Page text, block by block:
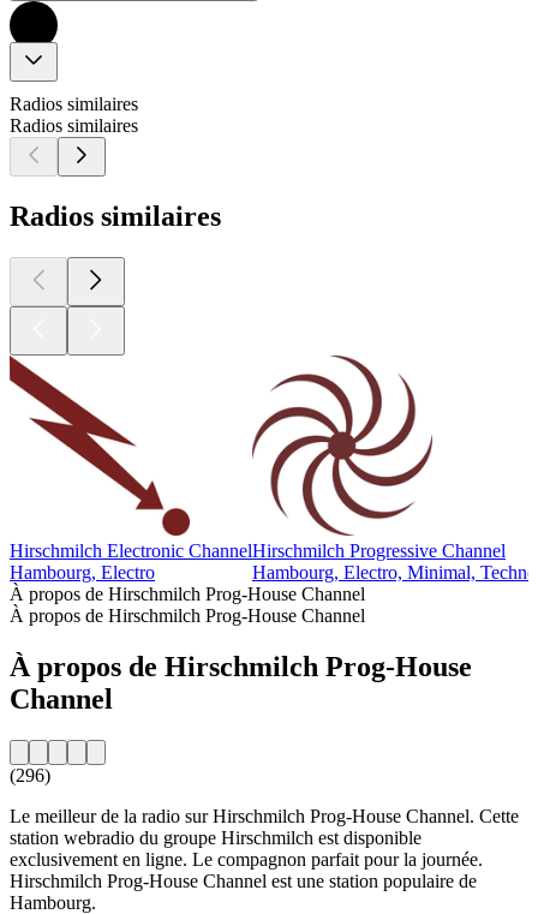
Radios similaires
Radios similaires
Radios similaires
Hirschmilch Electronic Channel
Hambourg, Electro
Hirschmilch Progressive Channel
Hambourg, Electro, Minimal, Techno
À propos de Hirschmilch Prog-House Channel
À propos de Hirschmilch Prog-House Channel
À propos de Hirschmilch Prog-House
Channel
(296)
Le meilleur de la radio sur Hirschmilch Prog-House Channel. Cette
station webradio du groupe Hirschmilch est disponible
exclusivement en ligne. Le compagnon parfait pour la journée.
Hirschmilch Prog-House Channel est une station populaire de
Hambourg.